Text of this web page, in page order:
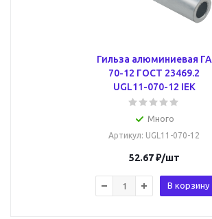
Гильза алюминиевая ГА
70-12 ГОСТ 23469.2
UGL11-070-12 IEK
Много
Артикул: UGL11-070-12
52.67₽/шт
В корзину